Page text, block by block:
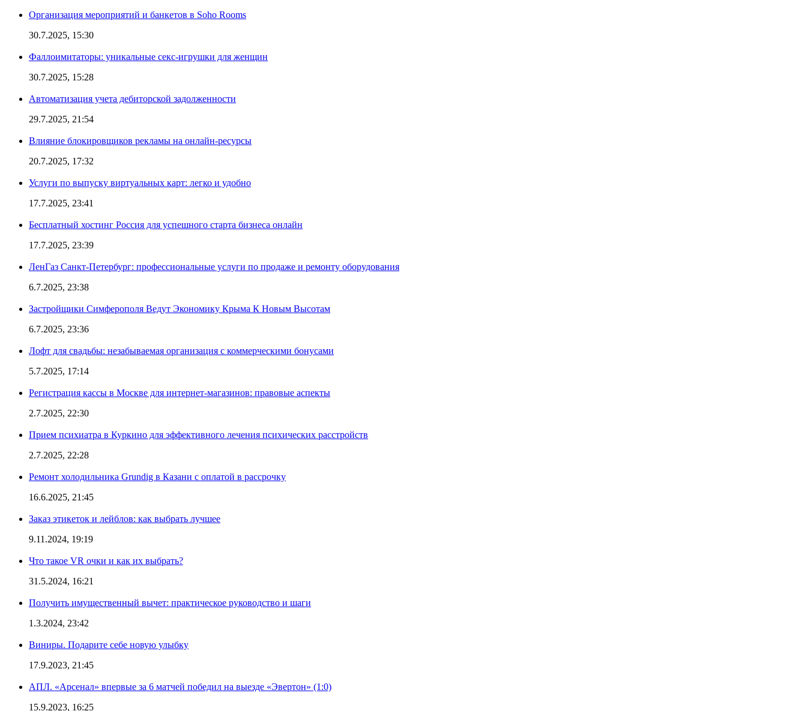
Организация мероприятий и банкетов в Soho Rooms
30.7.2025, 15:30
Фаллоимитаторы: уникальные секс-игрушки для женщин
30.7.2025, 15:28
Автоматизация учета дебиторской задолженности
29.7.2025, 21:54
Влияние блокировщиков рекламы на онлайн-ресурсы
20.7.2025, 17:32
Услуги по выпуску виртуальных карт: легко и удобно
17.7.2025, 23:41
Бесплатный хостинг Россия для успешного старта бизнеса онлайн
17.7.2025, 23:39
ЛенГаз Санкт-Петербург: профессиональные услуги по продаже и ремонту оборудования
6.7.2025, 23:38
Застройщики Симферополя Ведут Экономику Крыма К Новым Высотам
6.7.2025, 23:36
Лофт для свадьбы: незабываемая организация с коммерческими бонусами
5.7.2025, 17:14
Регистрация кассы в Москве для интернет-магазинов: правовые аспекты
2.7.2025, 22:30
Прием психиатра в Куркино для эффективного лечения психических расстройств
2.7.2025, 22:28
Ремонт холодильника Grundig в Казани с оплатой в рассрочку
16.6.2025, 21:45
Заказ этикеток и лейблов: как выбрать лучшее
9.11.2024, 19:19
Что такое VR очки и как их выбрать?
31.5.2024, 16:21
Получить имущественный вычет: практическое руководство и шаги
1.3.2024, 23:42
Виниры. Подарите себе новую улыбку
17.9.2023, 21:45
АПЛ. «Арсенал» впервые за 6 матчей победил на выезде «Эвертон» (1:0)
15.9.2023, 16:25